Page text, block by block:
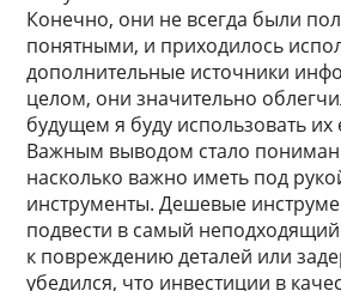
Конечно, они не всегда были
понятными, и приходилось
дополнительные источники
целом, они значительно
будущем я буду использовать
Важным выводом стало
насколько важно иметь под
инструменты. Дешевые
подвести в самый
к повреждению деталей или
убедился, что инвестиции в